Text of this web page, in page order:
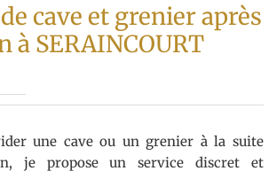
cave et grenier après
à SERAINCOURT
une cave ou un grenier à la suite
je propose un service discret et